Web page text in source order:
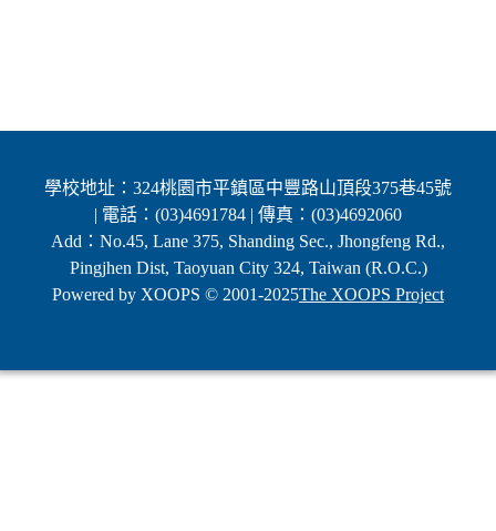
學校地址：324桃園市平鎮區中豐路山頂段375巷45號
| 電話：(03)4691784 | 傳真：(03)4692060
Add：No.45, Lane 375, Shanding Sec., Jhongfeng Rd.,
Pingjhen Dist, Taoyuan City 324, Taiwan (R.O.C.)
Powered by XOOPS © 2001-2025The XOOPS Project